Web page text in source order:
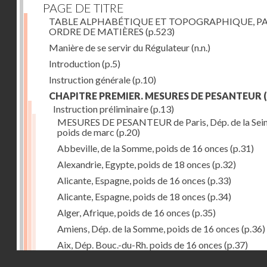
PAGE DE TITRE
TABLE ALPHABÉTIQUE ET TOPOGRAPHIQUE,
ORDRE DE MATIÈRES (p.523)
Manière de se servir du Régulateur(n.n.)
Introduction(p.5)
Instruction générale(p.10)
CHAPITRE PREMIER. MESURES DE PESANTEUR
Instruction préliminaire(p.13)
MESURES DE PESANTEUR de Paris, Dép. de la
poids de marc (p.20)
Abbeville, de la Somme, poids de 16 onces (p.31)
Alexandrie, Egypte, poids de 18 onces (p.32)
Alicante, Espagne, poids de 16 onces (p.33)
Alicante, Espagne, poids de 18 onces (p.34)
Alger, Afrique, poids de 16 onces (p.35)
Amiens, Dép. de la Somme, poids de 16 onces (p.36)
Aix, Dép. Bouc.-du-Rh. poids de 16 onces (p.37)